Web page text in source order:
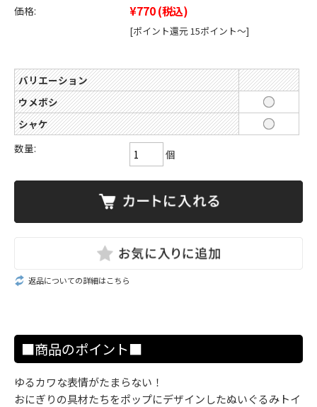
価格: ¥770(税込)
[ポイント還元 15ポイント～]
バリエーション
ウメボシ
シャケ
数量:
個
返品についての詳細はこちら
■商品のポイント■
ゆるカワな表情がたまらない！
おにぎりの具材たちをポップにデザインしたぬいぐるみトイ